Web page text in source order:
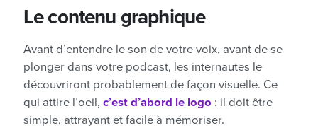
Le contenu graphique
Avant d’entendre le son de votre voix, avant de se
plonger dans votre podcast, les internautes le
découvriront probablement de façon visuelle. Ce
qui attire l’oeil, c’est d’abord le logo : il doit être
simple, attrayant et facile à mémoriser.